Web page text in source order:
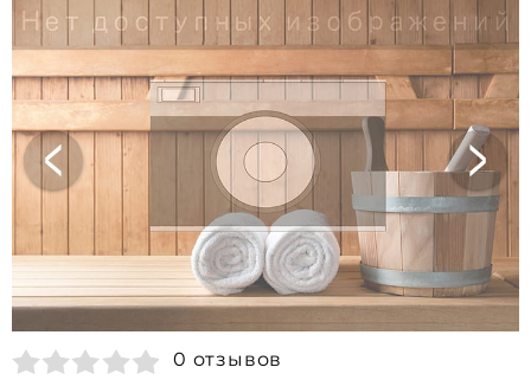
0 отзывов